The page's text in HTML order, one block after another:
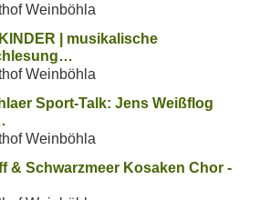
Weinböhla
| musikalische
Weinböhla
Sport-Talk: Jens Weißflog
Weinböhla
& Schwarzmeer Kosaken Chor -